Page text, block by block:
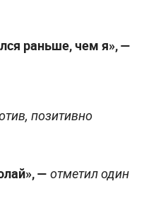
раньше, чем я», —
позитивно
— отметил один